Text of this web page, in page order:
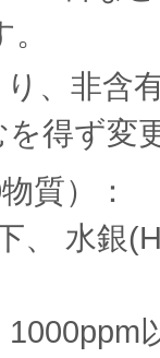
、非含
得ず変
質）：
、 水銀